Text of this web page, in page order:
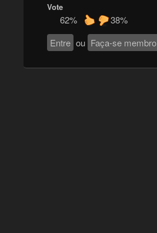
Vote
62%
38%
Entre ou Faça-se membro